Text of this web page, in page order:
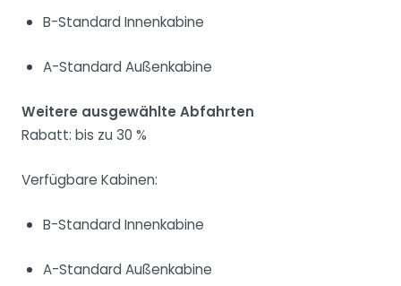
B-Standard Innenkabine
A-Standard Außenkabine
Weitere ausgewählte Abfahrten
Rabatt: bis zu 30 %
Verfügbare Kabinen:
B-Standard Innenkabine
A-Standard Außenkabine